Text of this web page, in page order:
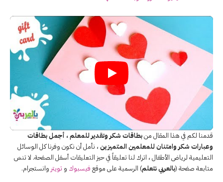
قدمنا لكم في هذا المقال منبطاقات شكر وتقدير للمعلم ، أجمل بطاقات
وعبارات شكر وامتنان للمعلمين المتميزين ، نأمل أن نكون وفرنا كل الوسائل
التعليمية لرياض الأطفال ، اترك لنا تعليقاً في حيز التعليقات أسفل الصفحة. لا تنسَ
متابعة صفحة (بالعربي نتعلم) الرسمية على موقع فيسبوك و تويتر وانستجرام.